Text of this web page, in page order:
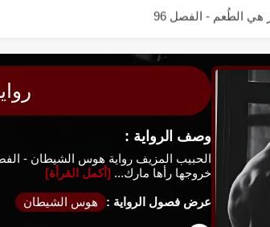
هي الطُعم - الفصل 96
هي الطُعم - الفصل 94
هي الطُعم - الفصل 93
هي الطُعم - الفصل 92
هي الطُعم - الفصل 91
هي الطُعم - الفصل 90
وصف الرواية :
خروجها رأها مارك...[أكمل القرأة]
عرض فصول الرواية : هوس الشيطان